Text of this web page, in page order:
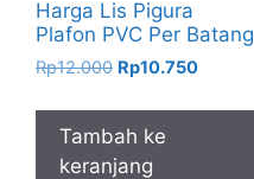
Harga Lis Pigura
Plafon PVC Per Batang
Rp12.000 Harga
adalah:
Rp12.000.
Rp10.750Harga
ini
Tambah ke
keranjang